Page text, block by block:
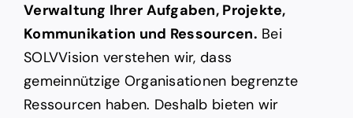
Verwaltung Ihrer Aufgaben, Projekte,
Kommunikation und Ressourcen. Bei
SOLVVision verstehen wir, dass
gemeinnützige Organisationen begrenzte
Ressourcen haben. Deshalb bieten wir